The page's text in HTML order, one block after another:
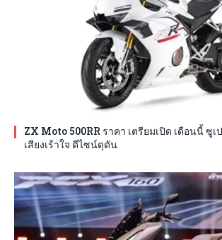
ZX Moto 500RR ราคา เตรียมเปิด เดือนนี้ ซู
เสียงเร้าใจ ดีไซน์ดุดัน